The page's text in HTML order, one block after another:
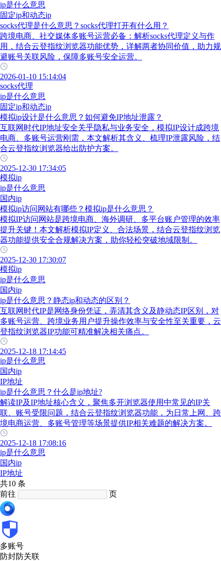
ip是什么意思
固定ip和动态ip
socks代理是什么意思？socks代理打开有什么用？
跨境电商、社交媒体多账号运营必备：解析socks代理定义与作
用，结合云登指纹浏览器功能优势，详解两者协同价值，助力规
避账号关联风险，保障多账号安全运营。
2026-01-10 15:14:04
socks代理
ip是什么意思
固定ip和动态ip
模拟ip设计是什么意思？如何避免IP地址泄露？
互联网时代IP地址安全关乎隐私与业务安全，模拟IP设计成跨境
电商、多账号运营刚需，本文解析其含义、梳理IP泄露风险，结
合云登指纹浏览器给出防护方案。
2025-12-30 17:34:05
模拟ip
ip是什么意思
国内ip
模拟ip访问网站有哪些？模拟ip是什么意思？
模拟IP访问网站是跨境电商、海外调研、多平台账户管理的效率
提升关键！本文解析模拟IP定义、合法场景，结合云登指纹浏览
器功能提供安全合规解决方案，助你轻松突破地域限制。
2025-12-30 17:30:07
模拟ip
ip是什么意思
国内ip
ip是什么意思？静态ip和动态的区别？
互联网时代IP是网络身份凭证，弄清其含义及静动态IP区别，对
多账号运营、跨境业务用户提升操作效率与安全性至关重要，云
登指纹浏览器IP功能可精准解决相关痛点。
2025-12-18 17:14:45
ip是什么意思
国内ip
IP地址
ip是什么意思？什么是ip地址?
解读IP及IP地址核心含义，聚焦多开浏览器使用中常见的IP关
联、账号受限问题，结合云登指纹浏览器功能，为日常上网、跨
境电商运营、多账号管理等场景提供IP相关难题的解决方案。
2025-12-18 17:08:16
ip是什么意思
国内ip
IP地址
共10 条
前往
页
多账号
防封防关联